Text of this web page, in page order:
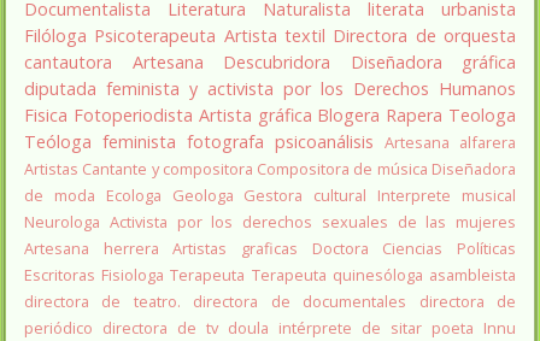
Documentalista
Literatura Naturalista literata
urbanista
Filóloga Psicoterapeuta Artista textil Directora de orquesta
cantautora
Artesana Descubridora
Diseñadora gráfica
diputada feminista y activista por los Derechos Humanos
Fisica Fotoperiodista Artista gráfica Blogera Rapera Teologa
Teóloga feminista fotografa psicoanálisis Artesana alfarera
Artistas Cantante y compositora Compositora de música Diseñadora
de moda
Ecologa Geologa Gestora cultural
Interprete musical
Neurologa Activista por los derechos sexuales de las mujeres
Artesana herrera
Artistas graficas
Doctora Ciencias Políticas
Escritoras Fisiologa Terapeuta Terapeuta quinesóloga asambleista
directora de teatro.
directora de documentales
directora de
periódico directora de tv doula intérprete de sitar poeta Innu